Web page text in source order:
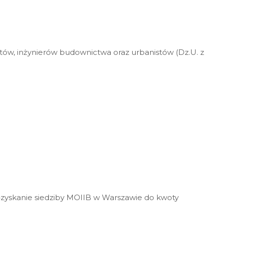
inżynierów budownictwa oraz urbanistów (Dz.U. z
siedziby MOIIB w Warszawie do kwoty